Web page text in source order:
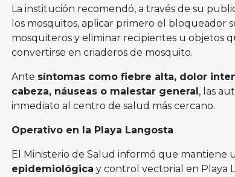
La institución recomendó, a través de su
los mosquitos, aplicar primero el bloqueador
mosquiteros y eliminar recipientes u objetos
convertirse en criaderos de mosquito.
Ante síntomas como fiebre alta, dolor
cabeza, náuseas o malestar general , las
inmediato al centro de salud más cercano.
Operativo en la Playa Langosta
El Ministerio de Salud informó que mantiene
epidemiológica y control vectorial en Playa